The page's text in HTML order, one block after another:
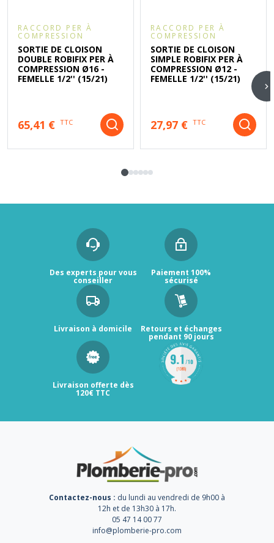
RACCORD PER À
COMPRESSION
SORTIE DE CLOISON
DOUBLE ROBIFIX PER À
COMPRESSION Ø16 -
FEMELLE 1/2'' (15/21)
65,41 € TTC
RACCORD PER À
COMPRESSION
SORTIE DE CLOISON
SIMPLE ROBIFIX PER À
COMPRESSION Ø12 -
FEMELLE 1/2'' (15/21)
27,97 € TTC
Des experts pour vous
conseiller
Paiement 100%
sécurisé
Livraison à domicile Retours et échanges
pendant 90 jours
Livraison offerte dès
120€ TTC
Contactez-nous : du lundi au vendredi de 9h00 à
12h et de 13h30 à 17h.
05 47 14 00 77
info@plomberie-pro.com